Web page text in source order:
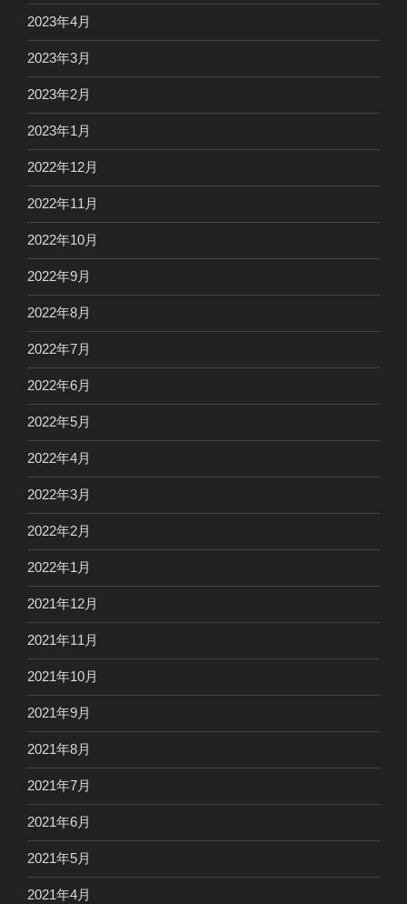
2023年4月
2023年3月
2023年2月
2023年1月
2022年12月
2022年11月
2022年10月
2022年9月
2022年8月
2022年7月
2022年6月
2022年5月
2022年4月
2022年3月
2022年2月
2022年1月
2021年12月
2021年11月
2021年10月
2021年9月
2021年8月
2021年7月
2021年6月
2021年5月
2021年4月